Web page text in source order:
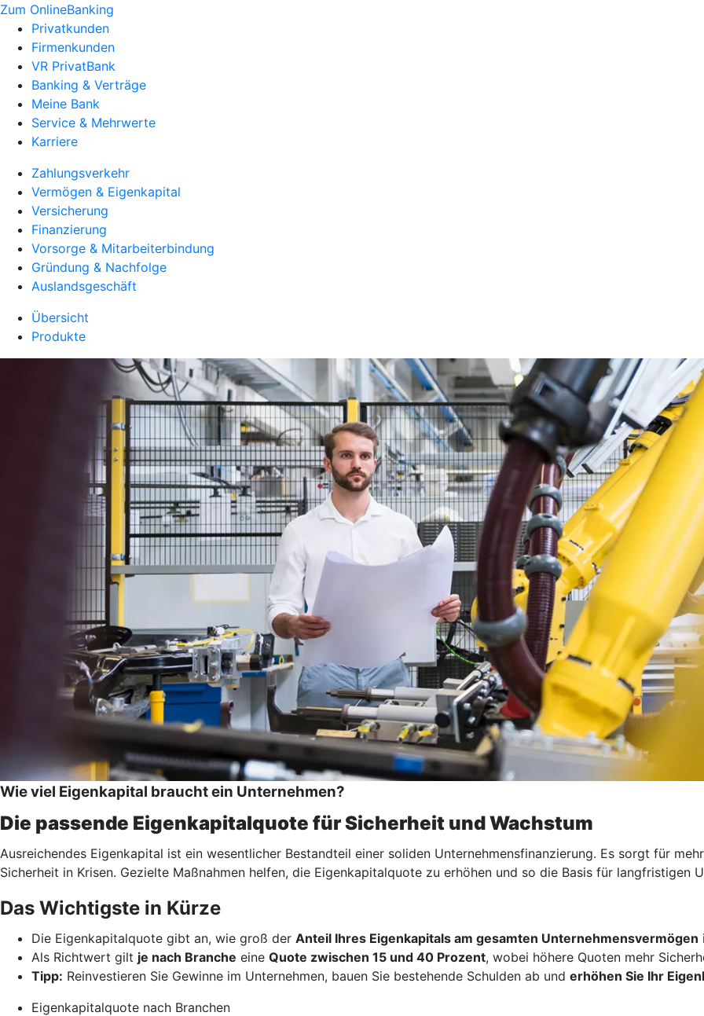
Zum OnlineBanking
Privatkunden
Firmenkunden
VR PrivatBank
Banking & Verträge
Meine Bank
Service & Mehrwerte
Karriere
Zahlungsverkehr
Vermögen & Eigenkapital
Versicherung
Finanzierung
Vorsorge & Mitarbeiterbindung
Gründung & Nachfolge
Auslandsgeschäft
Übersicht
Produkte
Wie viel Eigenkapital braucht ein Unternehmen?
Die passende Eigenkapitalquote für Sicherheit und Wachstum
Ausreichendes Eigenkapital ist ein wesentlicher Bestandteil einer soliden Unternehmensfinanzierung. Es sorgt für
Sicherheit in Krisen. Gezielte Maßnahmen helfen, die Eigenkapitalquote zu erhöhen und so die Basis für langfristigen
Das Wichtigste in Kürze
Die Eigenkapitalquote gibt an, wie groß der Anteil Ihres Eigenkapitals am gesamten Unternehmensvermögen
Als Richtwert gilt je nach Branche eine Quote zwischen 15 und 40 Prozent, wobei höhere Quoten mehr
Tipp: Reinvestieren Sie Gewinne im Unternehmen, bauen Sie bestehende Schulden ab und erhöhen Sie Ihr
Eigenkapitalquote nach Branchen